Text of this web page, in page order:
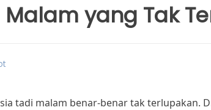
yang Tak
tadi malam benar-benar tak terlupakan.